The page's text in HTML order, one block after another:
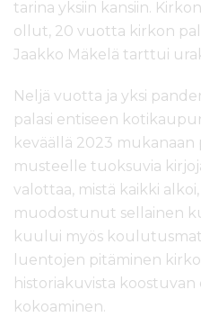
tarina yksiin kansiin.
ollut, 20 vuotta kirkon
Jaakko Mäkelä tarttui
Neljä vuotta ja yksi
palasi entiseen
keväällä 2023
musteelle tuoksuvia
valottaa, mistä kaikki
muodostunut sellainen
kuului myös
luentojen pitäminen
historiakuvista koostuvan
kokoaminen.